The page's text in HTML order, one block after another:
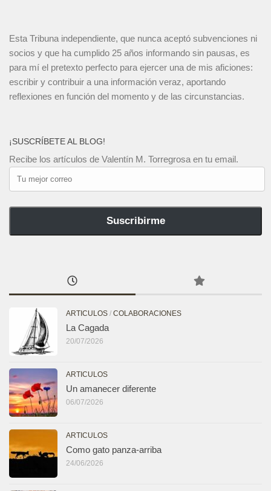
Esta Tribuna independiente, que nunca aceptó subvenciones ni
socios y que ha cumplido 25 años informando sin pausas, es
para mí el pretexto perfecto para ejercer una de mis aficiones:
escribir y contribuir a una información veraz, aportando
reflexiones en función del momento y de las circunstancias.
¡SUSCRÍBETE AL BLOG!
Recibe los artículos de Valentín M. Torregrosa en tu email.
mejor
Suscribirme
ARTICULOS / COLABORACIONES
La Cagada
20/07/2026
ARTICULOS
Un amanecer diferente
06/07/2026
ARTICULOS
Como gato panza-arriba
24/06/2026